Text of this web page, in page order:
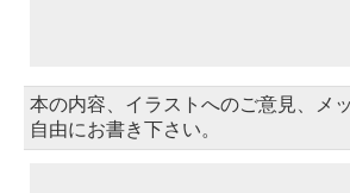
本の内容、イラストへのご意見、メ
自由にお書き下さい。